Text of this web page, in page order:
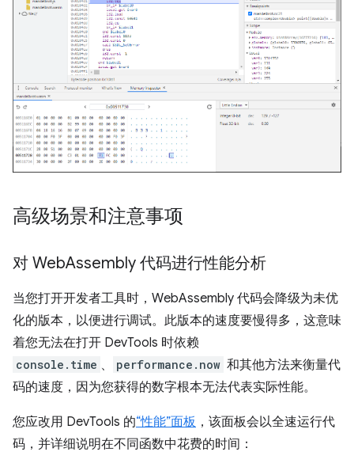
高级场景和注意事项
对 WebAssembly 代码进行性能分析
当您打开开发者工具时，WebAssembly 代码会降级为未优
化的版本，以便进行调试。此版本的速度要慢得多，这意味
着您无法在打开 DevTools 时依赖
console.time 、 performance.now 和其他方法来衡量代
码的速度，因为您获得的数字根本无法代表实际性能。
您应改用 DevTools 的“性能”面板 ，该面板会以全速运行代
码，并详细说明在不同函数中花费的时间：